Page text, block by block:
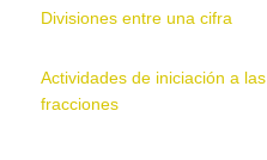
Divisiones entre una cifra
Actividades de iniciación a las
fracciones